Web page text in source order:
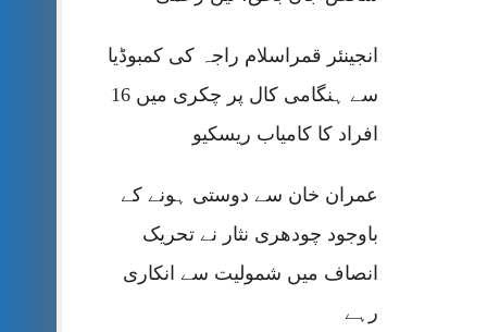
انجینئر قمراسلام راجہ کی کمبوڈیا
سے ہنگامی کال پر چکری میں 16
افراد کا کامیاب ریسکیو
عمران خان سے دوستی ہونے کے
باوجود چودھری نثار نے تحریک
انصاف میں شمولیت سے انکاری
رہے